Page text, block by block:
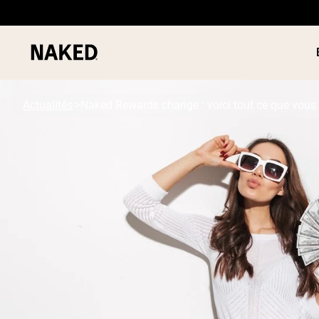
Termes de recherche populaires
POUDRE